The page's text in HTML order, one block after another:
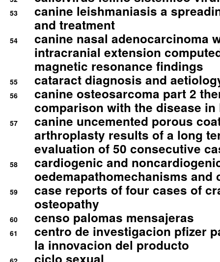
53
canine leishmaniasis a
and treatment
54
canine nasal adenocarcinoma
intracranial extension
magnetic resonance findings
55 cataract diagnosis and
56
canine osteosarcoma part 2
comparison with the disease in
57
canine uncemented porous
arthroplasty results of a long
evaluation of 50 consecutive
58
cardiogenic and
oedemapathomechanisms and
59
case reports of four cases of
osteopathy
60 censo palomas mensajeras
61
centro de investigacion pfizer
la innovacion del producto